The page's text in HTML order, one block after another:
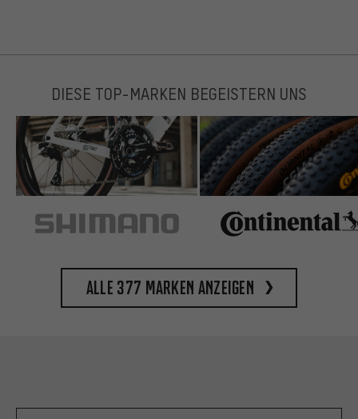
DIESE TOP-MARKEN BEGEISTERN UNS
Alle 377 Marken anzeigen